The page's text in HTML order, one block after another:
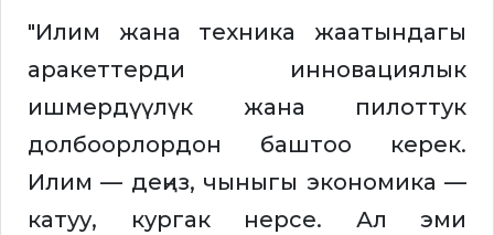
"Илим жана техника жаатындагы
аракеттерди инновациялык
ишмердүүлүк жана пилоттук
долбоорлордон баштоо керек.
Илим — деңиз, чыныгы экономика —
катуу, кургак нерсе. Ал эми